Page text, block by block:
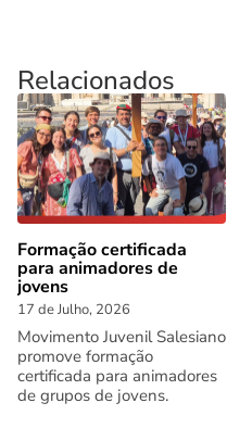
Relacionados
Formação certificada
para animadores de
jovens
17 de Julho, 2026
Movimento Juvenil Salesiano
promove formação
certificada para animadores
de grupos de jovens.